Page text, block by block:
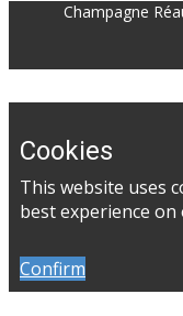
​Champagne
Cookies
​This website uses
best experience on
Confirm